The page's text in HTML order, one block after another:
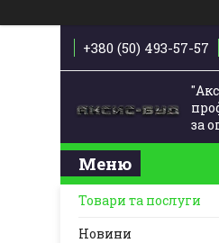
+380 (50) 493-57-57
за
Товари та послуги
Новини